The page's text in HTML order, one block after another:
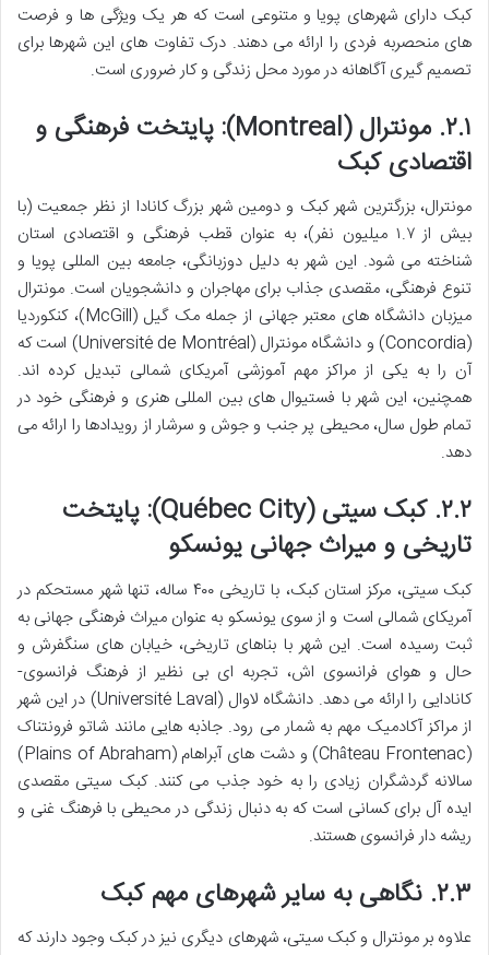
کبک دارای شهرهای پویا و متنوعی است که هر یک ویژگی ها و فرصت
های منحصربه فردی را ارائه می دهند. درک تفاوت های این شهرها برای
تصمیم گیری آگاهانه در مورد محل زندگی و کار ضروری است.
۲.۱. مونترال (Montreal): پایتخت فرهنگی و
اقتصادی کبک
مونترال، بزرگترین شهر کبک و دومین شهر بزرگ کانادا از نظر جمعیت (با
بیش از ۱.۷ میلیون نفر)، به عنوان قطب فرهنگی و اقتصادی استان
شناخته می شود. این شهر به دلیل دوزبانگی، جامعه بین المللی پویا و
تنوع فرهنگی، مقصدی جذاب برای مهاجران و دانشجویان است. مونترال
میزبان دانشگاه های معتبر جهانی از جمله مک گیل (McGill)، کنکوردیا
(Concordia) و دانشگاه مونترال (Université de Montréal) است که
آن را به یکی از مراکز مهم آموزشی آمریکای شمالی تبدیل کرده اند.
همچنین، این شهر با فستیوال های بین المللی هنری و فرهنگی خود در
تمام طول سال، محیطی پر جنب و جوش و سرشار از رویدادها را ارائه می
دهد.
۲.۲. کبک سیتی (Québec City): پایتخت
تاریخی و میراث جهانی یونسکو
کبک سیتی، مرکز استان کبک، با تاریخی ۴۰۰ ساله، تنها شهر مستحکم در
آمریکای شمالی است و از سوی یونسکو به عنوان میراث فرهنگی جهانی به
ثبت رسیده است. این شهر با بناهای تاریخی، خیابان های سنگفرش و
حال و هوای فرانسوی اش، تجربه ای بی نظیر از فرهنگ فرانسوی-
کانادایی را ارائه می دهد. دانشگاه لاوال (Université Laval) در این شهر
از مراکز آکادمیک مهم به شمار می رود. جاذبه هایی مانند شاتو فرونتناک
(Château Frontenac) و دشت های آبراهام (Plains of Abraham)
سالانه گردشگران زیادی را به خود جذب می کنند. کبک سیتی مقصدی
ایده آل برای کسانی است که به دنبال زندگی در محیطی با فرهنگ غنی و
ریشه دار فرانسوی هستند.
۲.۳. نگاهی به سایر شهرهای مهم کبک
علاوه بر مونترال و کبک سیتی، شهرهای دیگری نیز در کبک وجود دارند که